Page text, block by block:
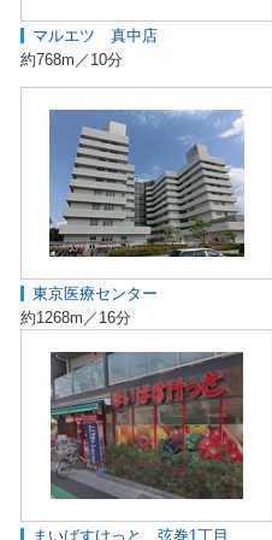
マルエツ 真中店
約768m／10分
東京医療センター
約1268m／16分
まいばすけっと 弦巻1丁目